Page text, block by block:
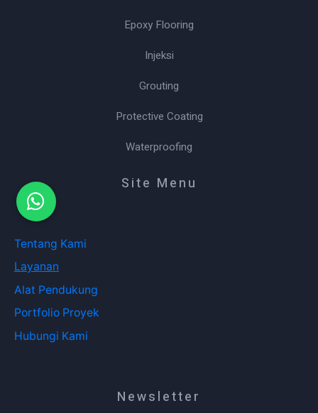
Epoxy Flooring
Injeksi
Grouting
Protective Coating
Waterproofing
Site Menu
Tentang Kami
Layanan
Alat Pendukung
Portfolio Proyek
Hubungi Kami
Newsletter